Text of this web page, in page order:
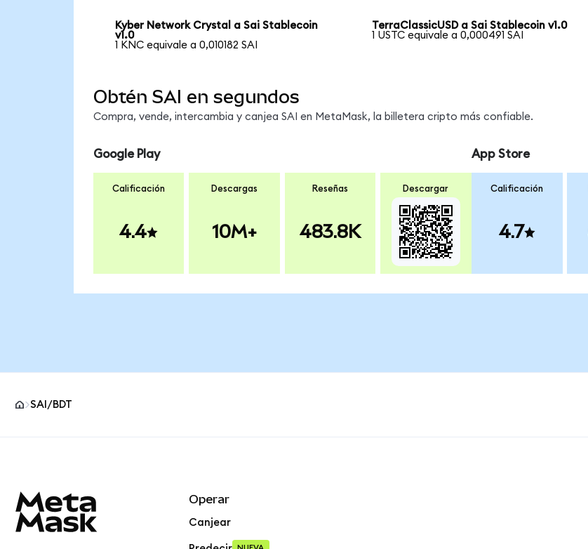
Kyber Network Crystal a Sai Stablecoin
v1.0
1 KNC equivale a 0,010182 SAI
TerraClassicUSD a Sai Stablecoin v1.0
1 USTC equivale a 0,000491 SAI
Obtén SAI en segundos
Compra, vende, intercambia y canjea SAI en MetaMask, la billetera cripto más confiable.
Google Play
Calificación
4.4
Descargas
10M+
Reseñas
483.8K
Descargar
App Store
Calificación
4.7
SAI/BDT
Operar
Canjear